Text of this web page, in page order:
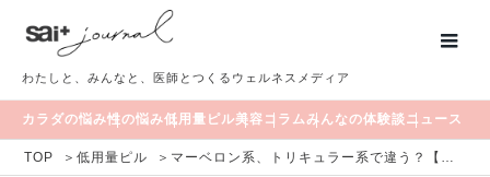
わたしと、みんなと、医師とつくるウェルネスメディア
カラダの悩み性の悩み低用量ピル美容 コラムみんなの体験談ニュース
TOP ＞低用量ピル ＞ マーベロン系、トリキュラー系で違う？【低用量ピルの種類別】副作用と対処法をチェック！